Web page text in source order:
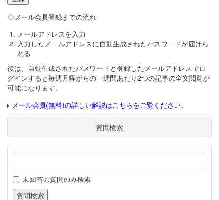
◇メール会員登録までの流れ
メールアドレスを入力
入力したメールアドレスに自動生成されたパスワードが届けら
れる
後は、自動生成されたパスワードと登録したメールアドレスでロ
グインすると毎週月曜からの一週間あたり2つの記事の全文閲覧が
可能になります。
メール会員(無料)の詳しい解説はこちらをご覧ください。
質問検索
未回答の質問のみ検索